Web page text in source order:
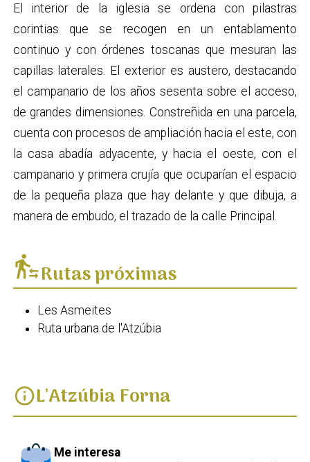
El interior de la iglesia se ordena con pilastras
corintias que se recogen en un entablamento
continuo y con órdenes toscanas que mesuran las
capillas laterales. El exterior es austero, destacando
el campanario de los años sesenta sobre el acceso,
de grandes dimensiones. Constreñida en una parcela,
cuenta con procesos de ampliación hacia el este, con
la casa abadía adyacente, y hacia el oeste, con el
campanario y primera crujía que ocuparían el espacio
de la pequeña plaza que hay delante y que dibuja, a
manera de embudo, el trazado de la calle Principal.
transfer_within_a_stationRutas próximas
Les Asmeites
Ruta urbana de l'Atzúbia
infoL'Atzúbia Forna
Me interesa